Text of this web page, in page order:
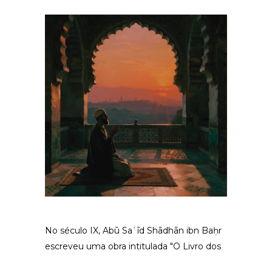
No século IX, Abū Saʿīd Shādhān ibn Baḥr
escreveu uma obra intitulada "O Livro dos